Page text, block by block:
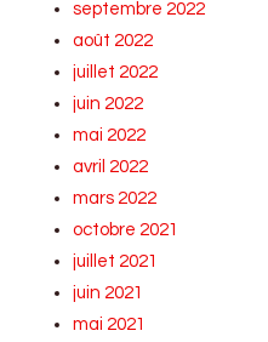
septembre 2022
août 2022
juillet 2022
juin 2022
mai 2022
avril 2022
mars 2022
octobre 2021
juillet 2021
juin 2021
mai 2021